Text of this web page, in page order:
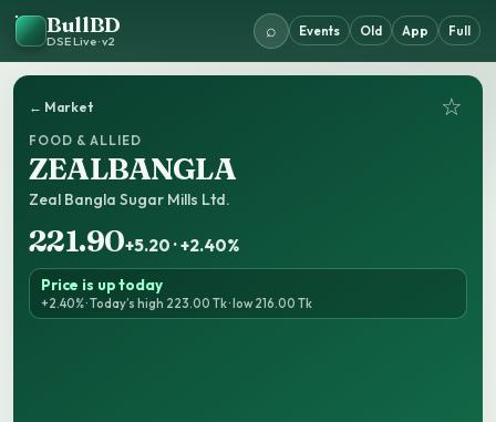
BullBD
DSE Live · v2
⌕ Events Old App Full
← Market ☆
FOOD & ALLIED
ZEALBANGLA
Zeal Bangla Sugar Mills Ltd.
221.90+5.20 · +2.40%
Price is up today
+2.40% · Today’s high 223.00 Tk · low 216.00 Tk